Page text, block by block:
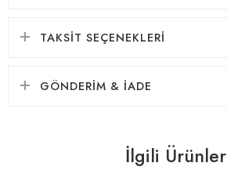
TAKSIT SEÇENEKLERI
GÖNDERIM & İADE
İlgili Ürünler